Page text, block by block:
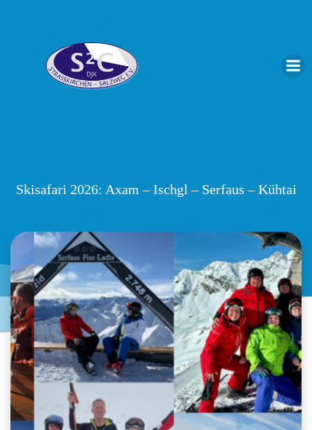
Skisafari 2026: Axam – Ischgl – Serfaus – Kühtai